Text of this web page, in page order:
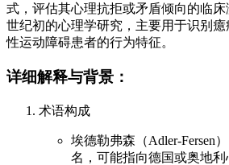
式，评估其心理抗拒或矛盾倾向的临
世纪初的心理学研究，主要用于识别
性运动障碍患者的行为特征。
详细解释与背景：
术语构成
埃德勒弗森（Adler-Fersen
名，可能指向德国或奥地